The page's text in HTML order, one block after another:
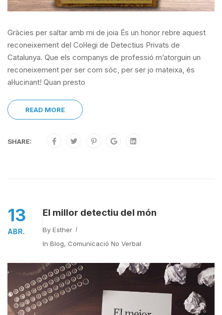
Gràcies per saltar amb mi de joia És un honor rebre aquest
reconeixement del Col·legi de Detectius Privats de
Catalunya. Que els companys de professió m’atorguin un
reconeixement per ser com sóc, per ser jo mateixa, és
al·lucinant! Quan presto
READ MORE
SHARE:
13
ABR.
El millor detectiu del món
By Esther
In Blog, Comunicació No Verbal